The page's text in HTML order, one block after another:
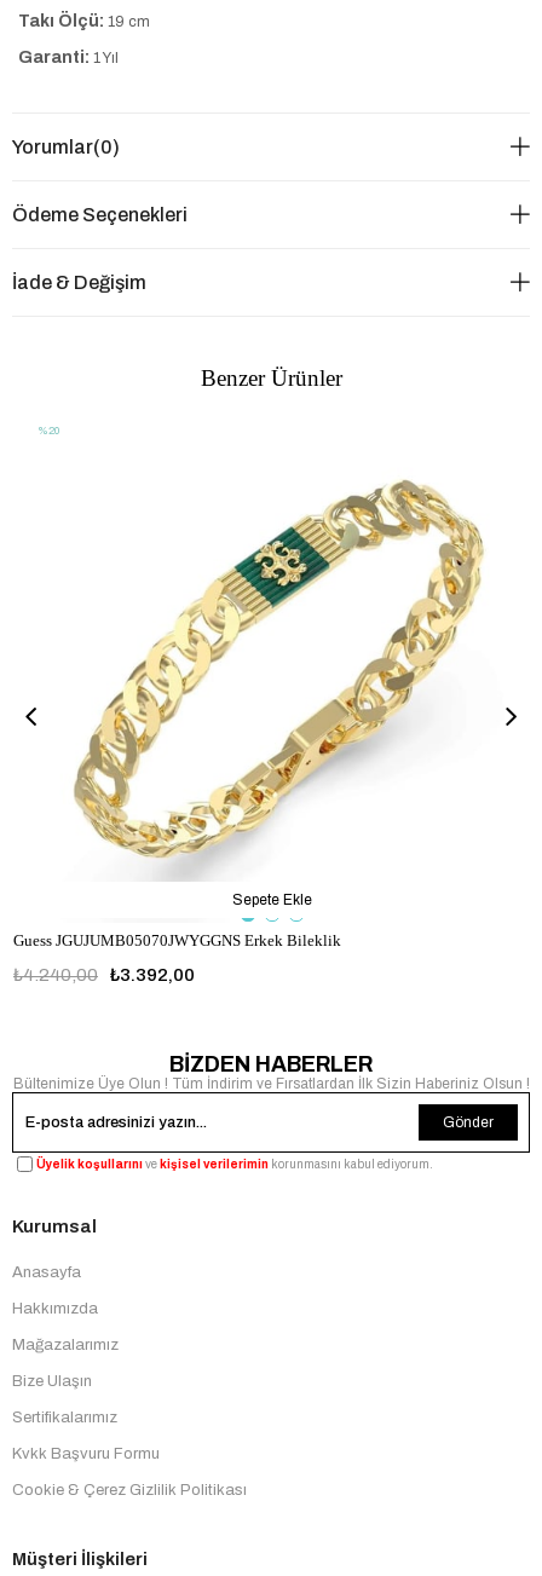
Takı Ölçü: 19 cm
Garanti: 1 Yıl
Yorumlar(0)
Ödeme Seçenekleri
İade & Değişim
Benzer Ürünler
Guess JGUJUMB05070JWYGGNS Erkek Bileklik
₺3.392,00
₺4.240,00
Sepete Ekle
%20
BİZDEN HABERLER
Bültenimize Üye Olun ! Tüm İndirim ve Fırsatlardan İlk Sizin Haberiniz Olsun !
Gönder
Üyelik koşullarınıve kişisel verilerimin korunmasını kabul ediyorum.
Kurumsal
Anasayfa
Hakkımızda
Mağazalarımız
Bize Ulaşın
Sertifikalarımız
Kvkk Başvuru Formu
Cookie & Çerez Gizlilik Politikası
Müşteri İlişkileri